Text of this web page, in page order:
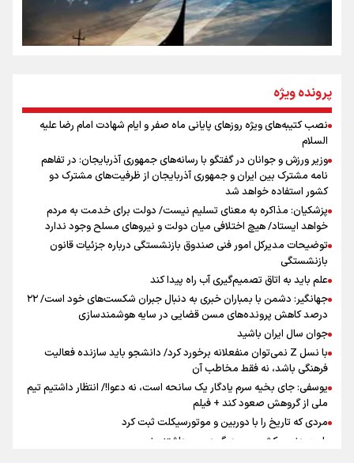
روایت ایران از کنار مردم
جمله‌ای که بغض چهارماهه را شکست؛ «آهای مردم، آقا از
تهران رفتند»
سه حسرتی که به دلم ماند
اینفو برنا / توصیه‌هایی طلایی برای پیاده روی اربعین
اینفو برنا / جدول کامل فاصله مرز شلمچه تا شهرهای زیارتی
عراق
پرونده ویژه
نصب کتیبه‌های ویژه روزهای پایانی ماه صفر و ایام شهادت امام رضا علیه
السلام
وزیر ورزش و جوانان در گفتگو با رسانه‌های جمهوری آذربایجان: در تفاهم
نامه مشترک بین ایران و جمهوری آذربایجان از ظرفیت‌های مشترک دو
کشور استفاده خواهد شد
پزشکیان: مذاکره به معنای تسلیم نیست/ دولت برای خدمت به مردم
خواهد ایستاد/ هیچ اختلافی میان دولت و نیروهای مسلح وجود ندارد
توضیحات مدیرکل امور فنی صندوق بازنشستگی درباره جزئیات قانون
بازنشستگی
علم باید به اتاق تصمیم‌گیری آب راه پیدا کند
جهانگیر: دشمن با بمباران خبری به دنبال جبران شکست‌های خود است/ ۲۲
درصد کاهش پرونده‌های مسن قضایی در سایه هوشمندسازی
جوان سال ایران باشید
با نسل Z نمی‌توان منفعلانه برخورد کرد/ دانشجو باید سازنده فعالیت
فرهنگی باشد، نه فقط مخاطب آن
یوسفی: جای بخیه سرم یادگار یک سانحه است، نه دعوا!/ انتظار داشتیم تیم
ملی از گروهش صعود کند + فیلم
مردی که تاریخ را با دوربین و موتورسیکلت ثبت کرد
رابرت دنیرو: کشور من دیگر دوست‌داشتنی نیست